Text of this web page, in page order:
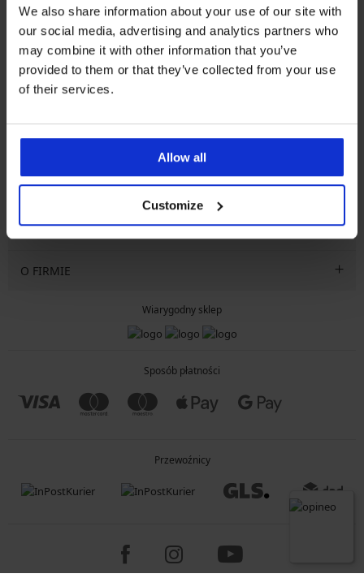
We also share information about your use of our site with
our social media, advertising and analytics partners who
may combine it with other information that you’ve
provided to them or that they’ve collected from your use
of their services.
Allow all
Customize
Newsletter
Czy chcesz być informowany o nowościach?
DLA KLIENTÓW
INFORMACJE OGÓLNE
O FIRMIE
Wiarygodny sklep
Sposób płatności
Przewoźnicy